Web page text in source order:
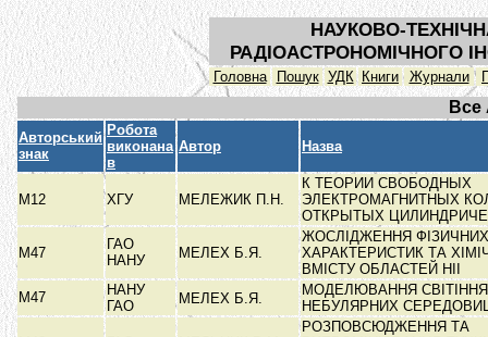
НАУКОВО-
РАДІОАСТРОНОМІЧНОГО
Головна Пошук УДК Книги Журнали
Все
Авторський
знак
Робота
виконана
в
Автор Назва
М12 ХГУ МЕЛЕЖИК П.Н.
К ТЕОРИИ СВОБОДНЫХ
ЭЛЕКТРОМАГНИТНЫХ
ОТКРЫТЫХ
М47
ГАО
НАНУ
МЕЛЕХ Б.Я.
ЖОСЛІДЖЕННЯ ФІЗИЧНИХ
ХАРАКТЕРИСТИК ТА
ВМІСТУ ОБЛАСТЕЙ НІІ
М47
НАНУ
ГАО
МЕЛЕХ Б.Я.
МОДЕЛЮВАННЯ СВІТІННЯ
НЕБУЛЯРНИХ
РОЗПОВСЮДЖЕННЯ ТА